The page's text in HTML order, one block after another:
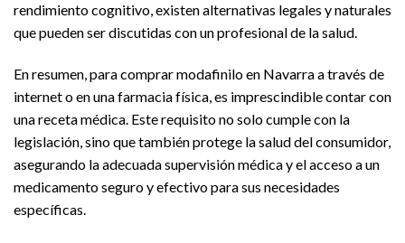
rendimiento cognitivo, existen alternativas legales y naturales
que pueden ser discutidas con un profesional de la salud.
En resumen, para comprar modafinilo en Navarra a través de
internet o en una farmacia física, es imprescindible contar con
una receta médica. Este requisito no solo cumple con la
legislación, sino que también protege la salud del consumidor,
asegurando la adecuada supervisión médica y el acceso a un
medicamento seguro y efectivo para sus necesidades
específicas.